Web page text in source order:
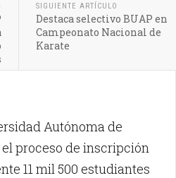
SIGUIENTE ARTÍCULO
Destaca selectivo BUAP en
Campeonato Nacional de
Karate
Autónoma de
proceso de inscripción
11 mil 500 estudiantes